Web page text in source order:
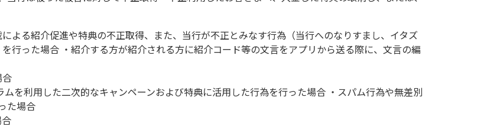
よる紹介促進や特典の不正取得、また、当行が不正とみなす行為（当行へのなりすまし、イタズ
行った場合 ・紹介する方が紹介される方に紹介コード等の文言をアプリから送る際に、文言の編
を利用した二次的なキャンペーンおよび特典に活用した行為を行った場合 ・スパム行為や無差別
た場合